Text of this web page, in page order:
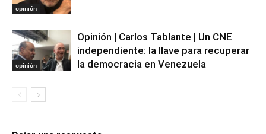
opinión
opinión
Opinión | Carlos Tablante | Un CNE
independiente: la llave para recuperar
la democracia en Venezuela